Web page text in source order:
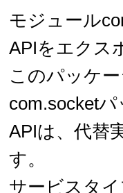
モジュール
APIをエクス
このパッケ
com.socket
APIは、代替
す。
サービスタ